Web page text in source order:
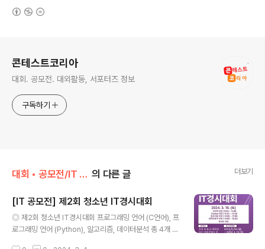
콘테스트코리아
대회. 공모전. 대외활동, 서포터즈 정보
구독하기
대회 • 공모전/IT • 소프트웨어 • 게임 의 다른 글 더보기
[IT 공모전] 제2회 청소년 IT경시대회
◎ 제2회 청소년 IT경시대회 프로그래밍 언어 (C언어), 프
로그래밍 언어 (Python), 알고리즘, 데이터분석 총 4개 부